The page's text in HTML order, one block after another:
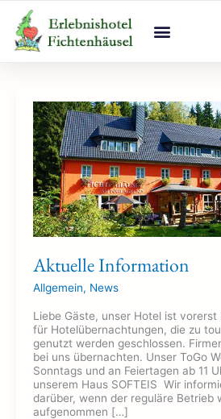
Inhalt
springen
Aktuelle Information
Allgemein, News
Liebe Gäste, unser Hotel ist vorerst
für Hotelübernachtungen, die zu
genutzt werden geschlossen.
bei uns übernachten. Unser ToGo
Sonntags und an Feiertagen ab 11
unserem Haus SOFTEIS Wir
darüber, wenn der reguläre Betrieb
aufgenommen […]
Aktuelle
Information